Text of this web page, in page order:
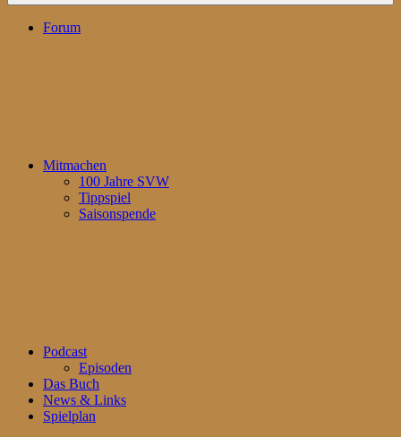
Forum
Mitmachen
100 Jahre SVW
Tippspiel
Saisonspende
Podcast
Episoden
Das Buch
News & Links
Spielplan